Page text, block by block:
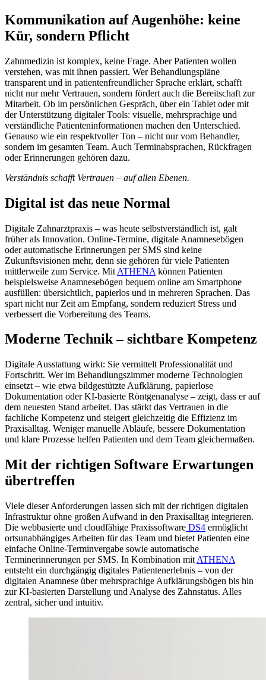
Kommunikation auf Augenhöhe: keine
Kür, sondern Pflicht
Zahnmedizin ist komplex, keine Frage. Aber Patienten wollen
verstehen, was mit ihnen passiert. Wer Behandlungspläne
transparent und in patientenfreundlicher Sprache erklärt, schafft
nicht nur mehr Vertrauen, sondern fördert auch die Bereitschaft zur
Mitarbeit. Ob im persönlichen Gespräch, über ein Tablet oder mit
der Unterstützung digitaler Tools: visuelle, mehrsprachige und
verständliche Patienteninformationen machen den Unterschied.
Genauso wie ein respektvoller Ton – nicht nur vom Behandler,
sondern im gesamten Team. Auch Terminabsprachen, Rückfragen
oder Erinnerungen gehören dazu.
Verständnis schafft Vertrauen – auf allen Ebenen.
Digital ist das neue Normal
Digitale Zahnarztpraxis – was heute selbstverständlich ist, galt
früher als Innovation. Online-Termine, digitale Anamnesebögen
oder automatische Erinnerungen per SMS sind keine
Zukunftsvisionen mehr, denn sie gehören für viele Patienten
mittlerweile zum Service. Mit ATHENA können Patienten
beispielsweise Anamnesebögen bequem online am Smartphone
ausfüllen: übersichtlich, papierlos und in mehreren Sprachen. Das
spart nicht nur Zeit am Empfang, sondern reduziert Stress und
verbessert die Vorbereitung des Teams.
Moderne Technik – sichtbare Kompetenz
Digitale Ausstattung wirkt: Sie vermittelt Professionalität und
Fortschritt. Wer im Behandlungszimmer moderne Technologien
einsetzt – wie etwa bildgestützte Aufklärung, papierlose
Dokumentation oder KI-basierte Röntgenanalyse – zeigt, dass er auf
dem neuesten Stand arbeitet. Das stärkt das Vertrauen in die
fachliche Kompetenz und steigert gleichzeitig die Effizienz im
Praxisalltag. Weniger manuelle Abläufe, bessere Dokumentation
und klare Prozesse helfen Patienten und dem Team gleichermaßen.
Mit der richtigen Software Erwartungen
übertreffen
Viele dieser Anforderungen lassen sich mit der richtigen digitalen
Infrastruktur ohne großen Aufwand in den Praxisalltag integrieren.
Die webbasierte und cloudfähige Praxissoftware DS4 ermöglicht
ortsunabhängiges Arbeiten für das Team und bietet Patienten eine
einfache Online-Terminvergabe sowie automatische
Terminerinnerungen per SMS. In Kombination mit ATHENA
entsteht ein durchgängig digitales Patientenerlebnis – von der
digitalen Anamnese über mehrsprachige Aufklärungsbögen bis hin
zur KI-basierten Darstellung und Analyse des Zahnstatus. Alles
zentral, sicher und intuitiv.